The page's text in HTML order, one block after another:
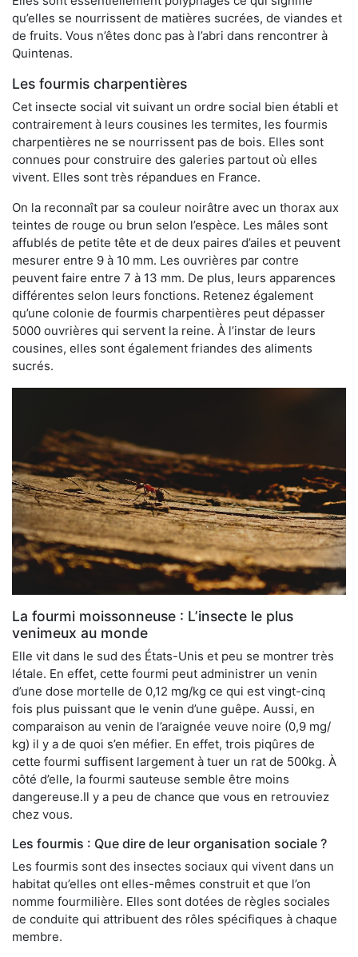
qu’elles se nourrissent de matières sucrées, de viandes et
de fruits. Vous n’êtes donc pas à l’abri dans rencontrer à
Quintenas.
Les fourmis charpentières
Cet insecte social vit suivant un ordre social bien établi et
contrairement à leurs cousines les termites, les fourmis
charpentières ne se nourrissent pas de bois. Elles sont
connues pour construire des galeries partout où elles
vivent. Elles sont très répandues en France.
On la reconnaît par sa couleur noirâtre avec un thorax aux
teintes de rouge ou brun selon l’espèce. Les mâles sont
affublés de petite tête et de deux paires d’ailes et peuvent
mesurer entre 9 à 10 mm. Les ouvrières par contre
peuvent faire entre 7 à 13 mm. De plus, leurs apparences
différentes selon leurs fonctions. Retenez également
qu’une colonie de fourmis charpentières peut dépasser
5000 ouvrières qui servent la reine. À l’instar de leurs
cousines, elles sont également friandes des aliments
sucrés.
La fourmi moissonneuse : L’insecte le plus
venimeux au monde
Elle vit dans le sud des États-Unis et peu se montrer très
létale. En effet, cette fourmi peut administrer un venin
d’une dose mortelle de 0,12 mg/kg ce qui est vingt-cinq
fois plus puissant que le venin d’une guêpe. Aussi, en
comparaison au venin de l’araignée veuve noire (0,9 mg/
kg) il y a de quoi s’en méfier. En effet, trois piqûres de
cette fourmi suffisent largement à tuer un rat de 500kg. À
côté d’elle, la fourmi sauteuse semble être moins
dangereuse.Il y a peu de chance que vous en retrouviez
chez vous.
Les fourmis : Que dire de leur organisation sociale ?
Les fourmis sont des insectes sociaux qui vivent dans un
habitat qu’elles ont elles-mêmes construit et que l’on
nomme fourmilière. Elles sont dotées de règles sociales
de conduite qui attribuent des rôles spécifiques à chaque
membre.